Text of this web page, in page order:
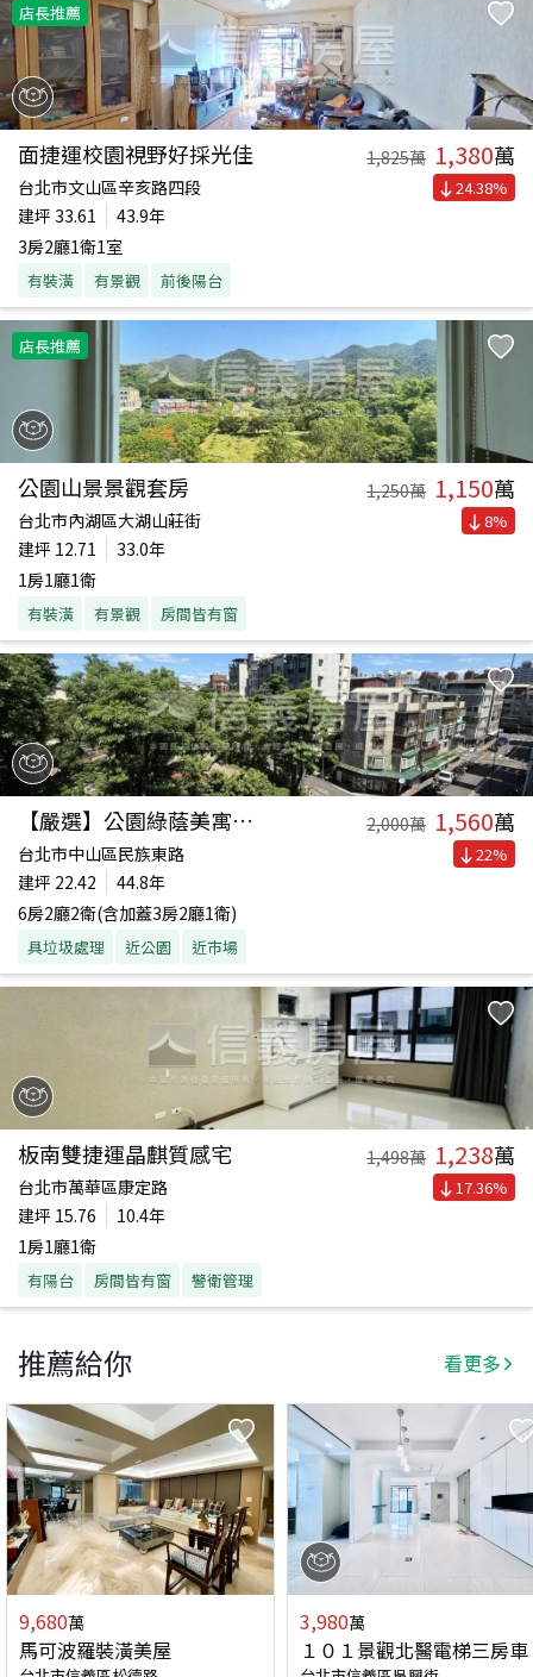
店長推薦
面捷運校園視野好採光佳 1,825萬 1,380萬
台北市文山區辛亥路四段
建坪 33.61
43.9年
3房2廳1衛1室
有裝潢 有景觀 前後陽台
24.38%
店長推薦
公園山景景觀套房 1,250萬 1,150萬
台北市內湖區大湖山莊街
建坪 12.71
33.0年
1房1廳1衛
有裝潢 有景觀 房間皆有窗
8%
【嚴選】公園綠蔭美寓－２ 2,000萬 1,560萬
台北市中山區民族東路
建坪 22.42
44.8年
6房2廳2衛(含加蓋3房2廳1衛)
具垃圾處理 近公園 近市場
22%
板南雙捷運晶麒質感宅 1,498萬 1,238萬
台北市萬華區康定路
建坪 15.76
10.4年
1房1廳1衛
有陽台 房間皆有窗 警衛管理
17.36%
推薦給你 看更多
9,680萬
馬可波羅裝潢美屋
3,980萬
１０１景觀北醫電梯三房車